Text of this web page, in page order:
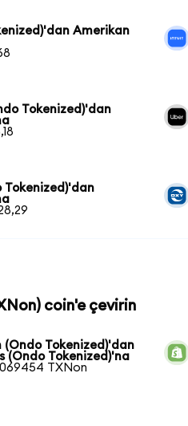
Amerikan
Tokenized)'dan
Tokenized)'dan
coin'e çevirin
(Ondo Tokenized)'dan
(Ondo Tokenized)'na
TXNon